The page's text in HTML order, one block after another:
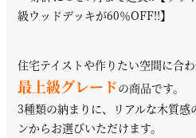
住宅テイストや作りたい空間に合
最上級グレードの商品です。
3種類の納まりに、リアルな木質
ンからお選びいただけます。